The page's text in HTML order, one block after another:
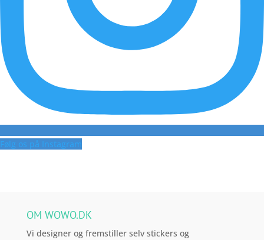
Følg os på Instagram
OM WOWO.DK
Vi designer og fremstiller selv stickers og